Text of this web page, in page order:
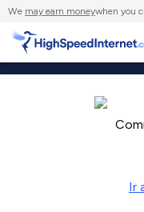
We may earn moneywhen you
Ir